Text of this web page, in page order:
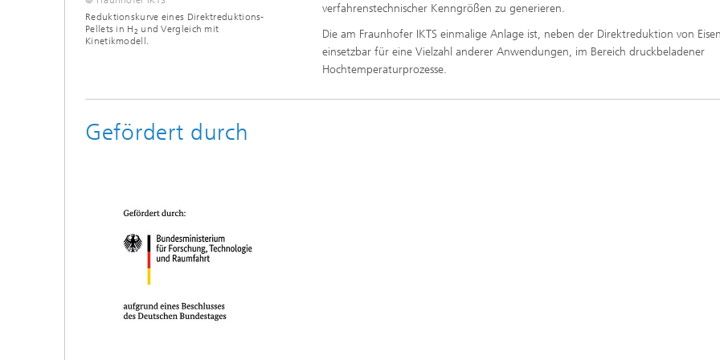
Reduktionskurve eines Direktreduktions-
Pellets in H 2 und Vergleich mit
Kinetikmodell.
verfahrenstechnischer Kenngrößen zu generieren.
Die am Fraunhofer IKTS einmalige Anlage ist, neben der Direktreduktion von
einsetzbar für eine Vielzahl anderer Anwendungen, im Bereich druckbeladener
Hochtemperaturprozesse.
Gefördert durch